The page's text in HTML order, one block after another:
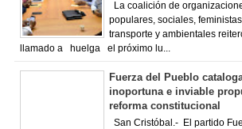
La coalición de
populares, sociales,
transporte y ambientales
llamado a huelga el próximo lu...
Fuerza del Pueblo
inoportuna e inviable
reforma constitucional
San Cristóbal.- El partido